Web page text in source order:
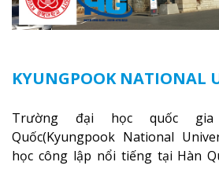
KYUNGPOOK NATIONAL
Trường đại học quốc gia
Quốc(Kyungpook National
học công lập nổi tiếng tại Hàn